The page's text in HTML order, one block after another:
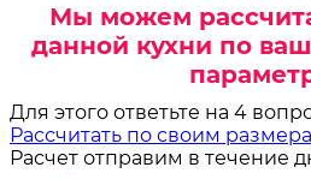
Мы можем
данной кухни по
Для этого ответьте на 4
Рассчитать по своим
Расчет отправим в течение